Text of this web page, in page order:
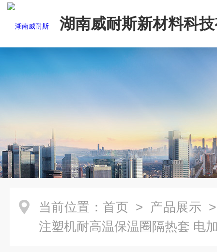
湖南威耐斯新材料科
司
当前位置： 首页 > 产品展示
注塑机耐高温保温圈隔热套 电